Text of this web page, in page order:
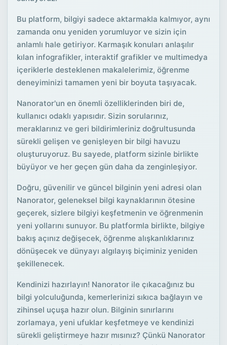
Bu platform, bilgiyi sadece aktarmakla kalmıyor, aynı
zamanda onu yeniden yorumluyor ve sizin için
anlamlı hale getiriyor. Karmaşık konuları anlaşılır
kılan infografikler, interaktif grafikler ve multimedya
içeriklerle desteklenen makalelerimiz, öğrenme
deneyiminizi tamamen yeni bir boyuta taşıyacak.
Nanorator'un en önemli özelliklerinden biri de,
kullanıcı odaklı yapısıdır. Sizin sorularınız,
meraklarınız ve geri bildirimleriniz doğrultusunda
sürekli gelişen ve genişleyen bir bilgi havuzu
oluşturuyoruz. Bu sayede, platform sizinle birlikte
büyüyor ve her geçen gün daha da zenginleşiyor.
Doğru, güvenilir ve güncel bilginin yeni adresi olan
Nanorator, geleneksel bilgi kaynaklarının ötesine
geçerek, sizlere bilgiyi keşfetmenin ve öğrenmenin
yeni yollarını sunuyor. Bu platformla birlikte, bilgiye
bakış açınız değişecek, öğrenme alışkanlıklarınız
dönüşecek ve dünyayı algılayış biçiminiz yeniden
şekillenecek.
Kendinizi hazırlayın! Nanorator ile çıkacağınız bu
bilgi yolculuğunda, kemerlerinizi sıkıca bağlayın ve
zihinsel uçuşa hazır olun. Bilginin sınırlarını
zorlamaya, yeni ufuklar keşfetmeye ve kendinizi
sürekli geliştirmeye hazır mısınız? Çünkü Nanorator